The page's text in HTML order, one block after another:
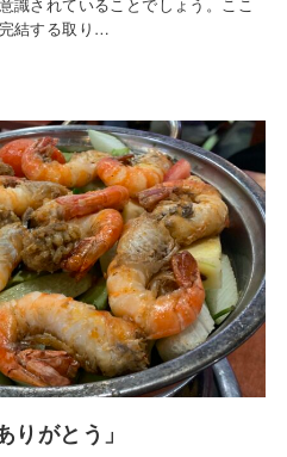
結する取り…
りがとう」